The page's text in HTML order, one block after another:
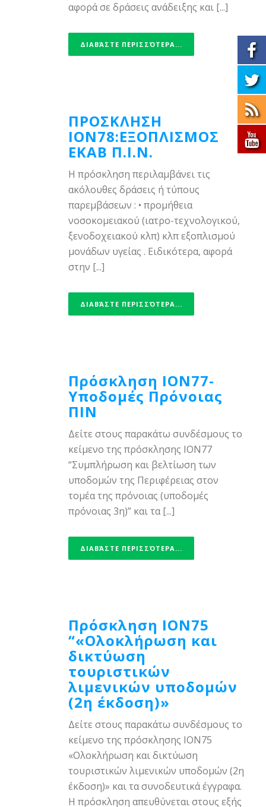
αφορά σε δράσεις ανάδειξης και [...]
ΔΙΑΒΆΣΤΕ ΠΕΡΙΣΣΌΤΕΡΑ...
ΠΡΟΣΚΛΗΣΗ
ΙΟΝ78:ΕΞΟΠΛΙΣΜΟΣ
ΕΚΑΒ Π.Ι.Ν.
Η πρόσκληση περιλαμβάνει τις
ακόλουθες δράσεις ή τύπους
παρεμβάσεων : • προμήθεια
νοσοκομειακού (ιατρο-τεχνολογικού,
ξενοδοχειακού κλπ) κλπ εξοπλισμού
μονάδων υγείας . Ειδικότερα, αφορά
στην [...]
ΔΙΑΒΆΣΤΕ ΠΕΡΙΣΣΌΤΕΡΑ...
Πρόσκληση ΙΟΝ77-
Υποδομές Πρόνοιας
ΠΙΝ
Δείτε στους παρακάτω συνδέσμους το
κείμενο της πρόσκλησης ΙΟΝ77
“Συμπλήρωση και βελτίωση των
υποδομών της Περιφέρειας στον
τομέα της πρόνοιας (υποδομές
πρόνοιας 3η)” και τα [...]
ΔΙΑΒΆΣΤΕ ΠΕΡΙΣΣΌΤΕΡΑ...
Πρόσκληση ΙΟΝ75
“«Ολοκλήρωση και
δικτύωση
τουριστικών
λιμενικών υποδομών
(2η έκδοση)»
Δείτε στους παρακάτω συνδέσμους το
κείμενο της πρόσκλησης ΙΟΝ75
«Ολοκλήρωση και δικτύωση
τουριστικών λιμενικών υποδομών (2η
έκδοση)» και τα συνοδευτικά έγγραφα.
Η πρόσκληση απευθύνεται στους εξής